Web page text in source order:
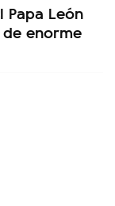
León
enorme